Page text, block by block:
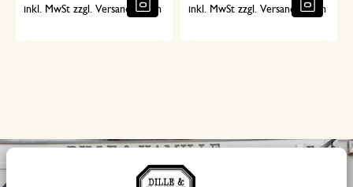
inkl. MwSt zzgl. Versandkosten inkl. MwSt zzgl. Versandkosten